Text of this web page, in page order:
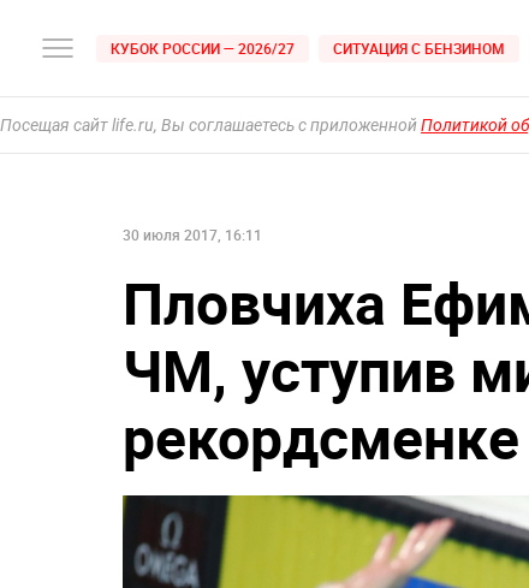
КУБОК РОССИИ — 2026/27 СИТУАЦИЯ С БЕНЗИНОМ
Посещая сайт life.ru, Вы соглашаетесь с приложеннойПолитикой
30 июля 2017, 16:11
Пловчиха
ЧМ, уступив